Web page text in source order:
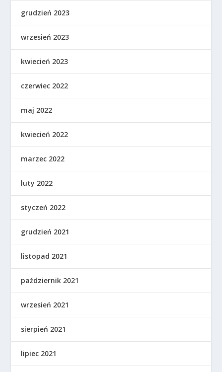
grudzień 2023
wrzesień 2023
kwiecień 2023
czerwiec 2022
maj 2022
kwiecień 2022
marzec 2022
luty 2022
styczeń 2022
grudzień 2021
listopad 2021
październik 2021
wrzesień 2021
sierpień 2021
lipiec 2021